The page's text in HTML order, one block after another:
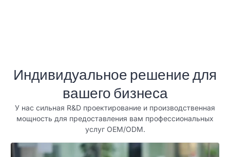
Индивидуальное решение для
вашего бизнеса
У нас сильная R&D проектирование и производственная
мощность для предоставления вам профессиональных
услуг OEM/ODM.